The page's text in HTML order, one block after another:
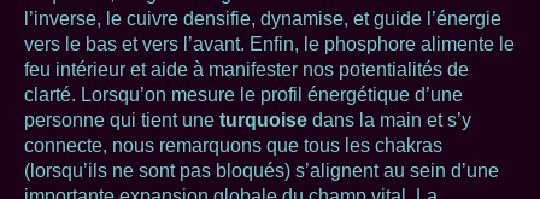
l’inverse, le cuivre densifie, dynamise, et guide l’énergie
vers le bas et vers l’avant. Enfin, le phosphore alimente le
feu intérieur et aide à manifester nos potentialités de
clarté. Lorsqu’on mesure le profil énergétique d’une
personne qui tient une turquoise dans la main et s’y
connecte, nous remarquons que tous les chakras
(lorsqu’ils ne sont pas bloqués) s’alignent au sein d’une